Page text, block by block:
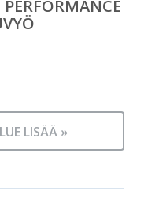
LUE LISÄÄ »